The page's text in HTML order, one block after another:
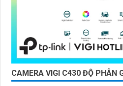
CAMERA VIGI C430 ĐỘ PHÂN